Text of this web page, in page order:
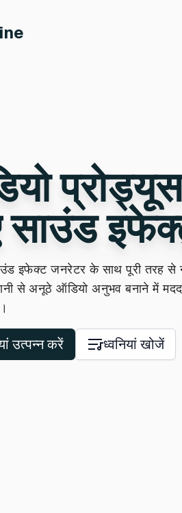
साउंड
इफेक्ट जनरेटर के साथ पूरी तरह से
से अनूठे ऑडियो अनुभव बनाने में
उत्पन्न करें ध्वनियां खोजें